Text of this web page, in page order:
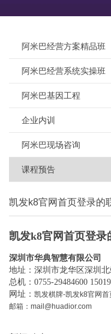
阿米巴经营方案精品班
阿米巴经营系统实操班
阿米巴基因工程
企业内训
阿米巴现场咨询
课程预告
凯发k8官网首页登录的
凯发k8官网首页登录
深圳市华典智慧有限公司
地址：深圳市龙华区深圳
总机：0755-29484600
网址： 凯发棋牌-凯发k8官网首
邮箱： mail@huadior.com